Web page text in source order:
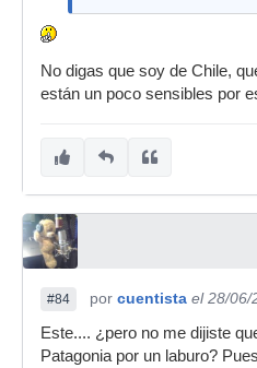
No digas que soy de Chile,
están un poco sensibles por
#84 por cuentista el 28/06/
Este.... ¿pero no me dijiste
Patagonia por un laburo?